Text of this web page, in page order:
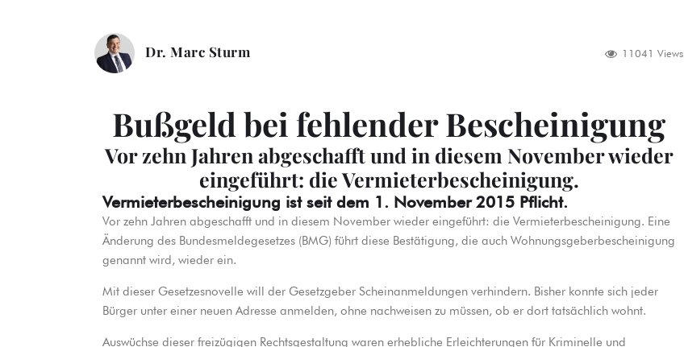
Dr. Marc Sturm 11041 Views
Bußgeld bei fehlender Bescheinigung
Vor zehn Jahren abgeschafft und in diesem November wieder
eingeführt: die Vermieterbescheinigung.
Vermieterbescheinigung ist seit dem 1. November 2015 Pflicht.
Vor zehn Jahren abgeschafft und in diesem November wieder eingeführt: die Vermieterbescheinigung. Eine
Änderung des Bundesmeldegesetzes (BMG) führt diese Bestätigung, die auch Wohnungsgeberbescheinigung
genannt wird, wieder ein.
Mit dieser Gesetzesnovelle will der Gesetzgeber Scheinanmeldungen verhindern. Bisher konnte sich jeder
Bürger unter einer neuen Adresse anmelden, ohne nachweisen zu müssen, ob er dort tatsächlich wohnt.
Auswüchse dieser freizügigen Rechtsgestaltung waren erhebliche Erleichterungen für Kriminelle und